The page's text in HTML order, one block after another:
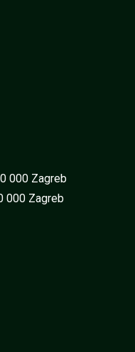
000 Zagreb
000 Zagreb